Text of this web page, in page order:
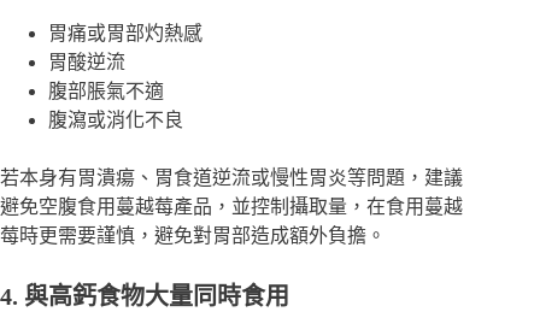
胃痛或胃部灼熱感
胃酸逆流
腹部脹氣不適
腹瀉或消化不良
若本身有胃潰瘍、胃食道逆流或慢性胃炎等問題，建議
避免空腹食用蔓越莓產品，並控制攝取量，在食用蔓越
莓時更需要謹慎，避免對胃部造成額外負擔。
4. 與高鈣食物大量同時食用